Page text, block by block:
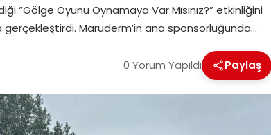
Oyunu Oynamaya Var Mısınız?” etkinliğini
gerçekleştirdi. Maruderm’in ana sponsorluğunda…
0 Yorum Yapıldı Paylaş